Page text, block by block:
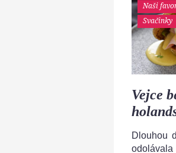
Naši
Svačinky
Vejce
Dlouhou